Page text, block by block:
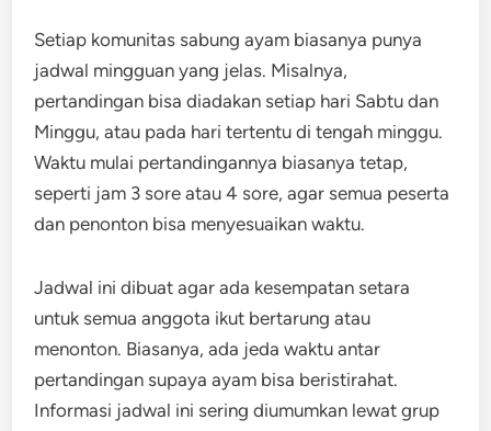
Setiap komunitas sabung ayam biasanya punya
jadwal mingguan yang jelas. Misalnya,
pertandingan bisa diadakan setiap hari Sabtu dan
Minggu, atau pada hari tertentu di tengah minggu.
Waktu mulai pertandingannya biasanya tetap,
seperti jam 3 sore atau 4 sore, agar semua peserta
dan penonton bisa menyesuaikan waktu.
Jadwal ini dibuat agar ada kesempatan setara
untuk semua anggota ikut bertarung atau
menonton. Biasanya, ada jeda waktu antar
pertandingan supaya ayam bisa beristirahat.
Informasi jadwal ini sering diumumkan lewat grup